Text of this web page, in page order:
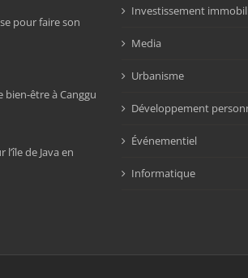
pour faire son
bien-être à Canggu
de Java en
Investissement
Media
Urbanisme
Développement
Événementiel
Informatique